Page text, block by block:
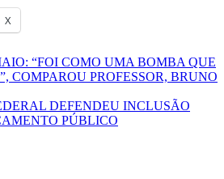
X
“FOI COMO UMA BOMBA QUE
COMPAROU PROFESSOR, BRUNO
DEFENDEU INCLUSÃO
PÚBLICO